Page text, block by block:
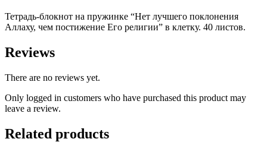
Тетрадь-блокнот на пружинке “Нет лучшего поклонения
Аллаху, чем постижение Его религии” в клетку. 40 листов.
Reviews
There are no reviews yet.
Only logged in customers who have purchased this product may
leave a review.
Related products